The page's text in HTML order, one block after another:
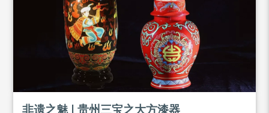
非遗之魅 | 贵州三宝之大方漆器